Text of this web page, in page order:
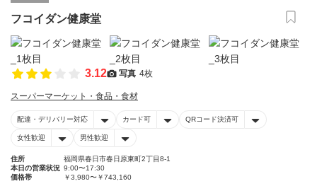
フコイダン健康堂
3.12 写真 4枚
スーパーマーケット・食品・食材
配達・デリバリー対応 カード可 QRコード決済可
女性歓迎 男性歓迎
住所
福岡県春日市春日原東町2丁目8-1
本日の営業状況 9:00〜17:30
価格帯
￥3,980〜￥743,160